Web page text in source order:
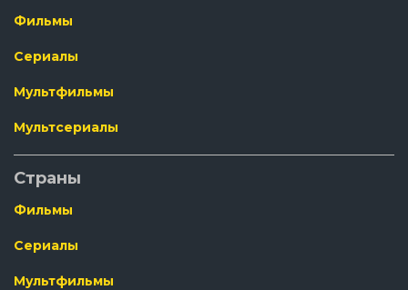
Фильмы
Сериалы
Мультфильмы
Мультсериалы
Страны
Фильмы
Сериалы
Мультфильмы